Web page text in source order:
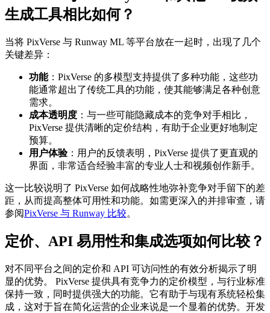
生成工具相比如何？
当将 PixVerse 与 Runway ML 等平台放在一起时，出现了几个
关键差异：
功能：PixVerse 的多模型支持提供了多种功能，这些功
能通常超出了传统工具的功能，使其能够满足各种创意
需求。
成本透明度 ：与一些可能隐藏成本的竞争对手相比，
PixVerse 提供清晰的定价结构，有助于企业更好地制定
预算。
用户体验：用户的反馈表明，PixVerse 提供了更直观的
界面，非常适合经验丰富的专业人士和视频创作新手。
这一比较说明了 PixVerse 如何战略性地弥补竞争对手留下的差
距，从而提高整体可用性和功能。如需更深入的并排审查，请
参阅PixVerse 与 Runway 比较。
定价、API 易用性和集成选项如何比较？
对不同平台之间的定价和 API 可访问性的有效分析揭示了明
显的优势。 PixVerse 提供具有竞争力的定价模型，与行业标准
保持一致，同时提供强大的功能。它有助于与现有系统轻松集
成，这对于旨在简化运营的企业来说是一个显着的优势。开发